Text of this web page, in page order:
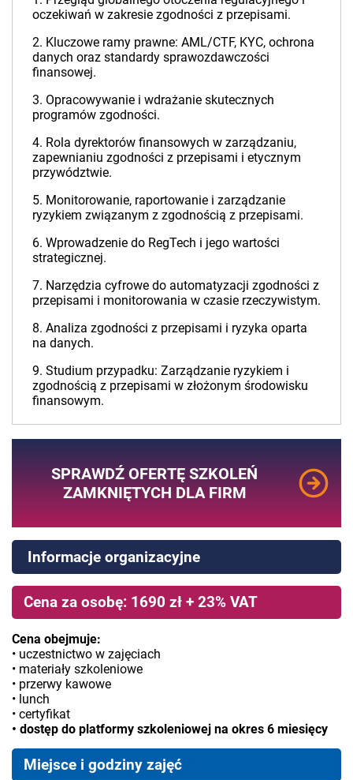
oczekiwań w zakresie zgodności z przepisami.
2. Kluczowe ramy prawne: AML/CTF, KYC, ochrona
danych oraz standardy sprawozdawczości
finansowej.
3. Opracowywanie i wdrażanie skutecznych
programów zgodności.
4. Rola dyrektorów finansowych w zarządzaniu,
zapewnianiu zgodności z przepisami i etycznym
przywództwie.
5. Monitorowanie, raportowanie i zarządzanie
ryzykiem związanym z zgodnością z przepisami.
6. Wprowadzenie do RegTech i jego wartości
strategicznej.
7. Narzędzia cyfrowe do automatyzacji zgodności z
przepisami i monitorowania w czasie rzeczywistym.
8. Analiza zgodności z przepisami i ryzyka oparta
na danych.
9. Studium przypadku: Zarządzanie ryzykiem i
zgodnością z przepisami w złożonym środowisku
finansowym.
SPRAWDŹ OFERTĘ SZKOLEŃ
ZAMKNIĘTYCH DLA FIRM
Informacje organizacyjne
Cena za osobę: 1690 zł + 23% VAT
Cena obejmuje:
• uczestnictwo w zajęciach
• materiały szkoleniowe
• przerwy kawowe
• lunch
• certyfikat
• dostęp do platformy szkoleniowej na okres 6 miesięcy
Miejsce i godziny zajęć